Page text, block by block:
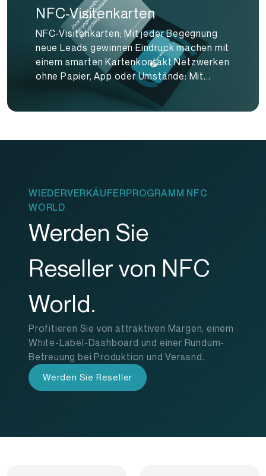
NFC-Visitenkarten
NFC-Visitenkarten; Mit jeder Begegnung
neue Leads gewinnen Eindruck machen mit
einem smarten Kartenkontakt Netzwerken
ohne Papier, App oder Umstände: Mit...
WIEDERVERKÄUFERPROGRAMM NFC
WORLD
Werden Sie
Reseller von NFC
World.
Profitieren Sie von attraktiven Margen, einem
White-Label-Dashboard und einer Rundum-
Betreuung bei Produktion und Versand.
Werden Sie Reseller